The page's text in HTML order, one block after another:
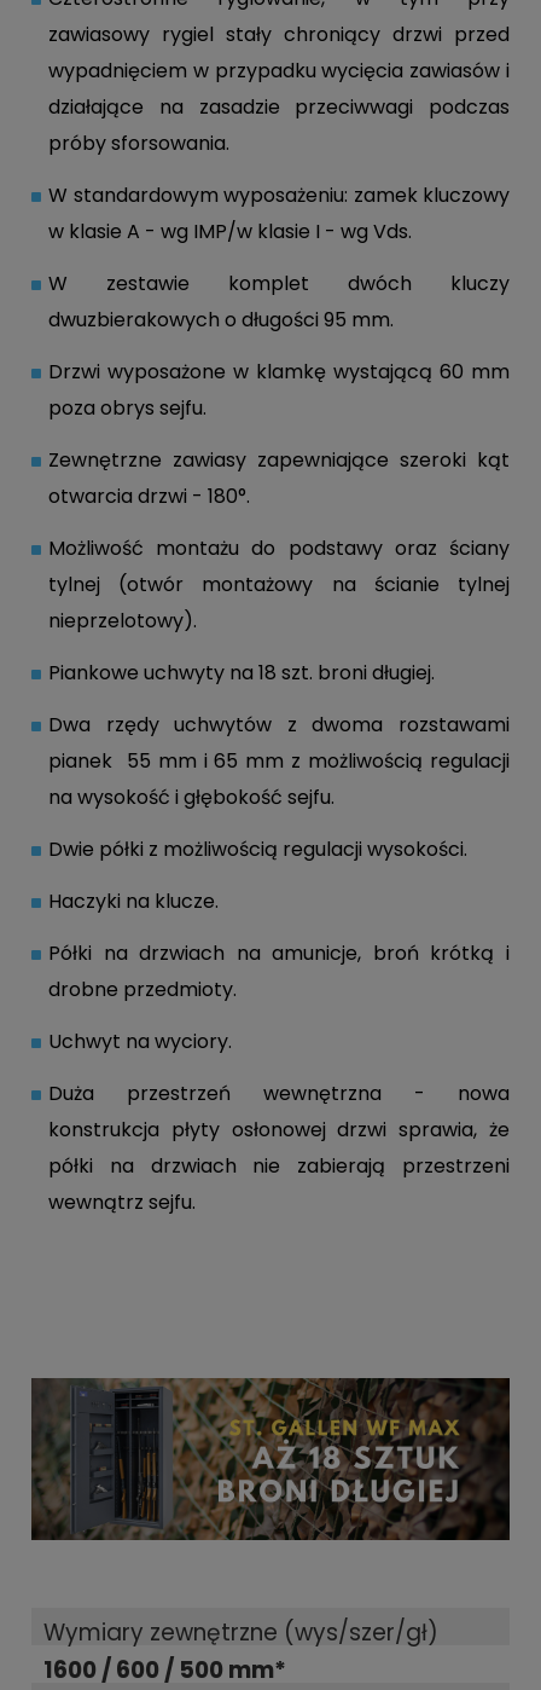
zawiasowy rygiel stały chroniący drzwi przed
wypadnięciem w przypadku wycięcia zawiasów i
działające na zasadzie przeciwwagi podczas
próby sforsowania.
W standardowym wyposażeniu: zamek kluczowy
w klasie A - wg IMP/w klasie I - wg Vds.
W zestawie komplet dwóch kluczy
dwuzbierakowych o długości 95 mm.
Drzwi wyposażone w klamkę wystającą 60 mm
poza obrys sejfu.
Zewnętrzne zawiasy zapewniające szeroki kąt
otwarcia drzwi - 180°.
Możliwość montażu do podstawy oraz ściany
tylnej (otwór montażowy na ścianie tylnej
nieprzelotowy).
Piankowe uchwyty na 18 szt. broni długiej.
Dwa rzędy uchwytów z dwoma rozstawami
pianek 55 mm i 65 mm z możliwością regulacji
na wysokość i głębokość sejfu.
Dwie półki z możliwością regulacji wysokości.
Haczyki na klucze.
Półki na drzwiach na amunicje, broń krótką i
drobne przedmioty.
Uchwyt na wyciory.
Duża przestrzeń wewnętrzna - nowa
konstrukcja płyty osłonowej drzwi sprawia, że
półki na drzwiach nie zabierają przestrzeni
wewnątrz sejfu.
Wymiary zewnętrzne (wys/szer/gł)
1600 / 600 / 500 mm*